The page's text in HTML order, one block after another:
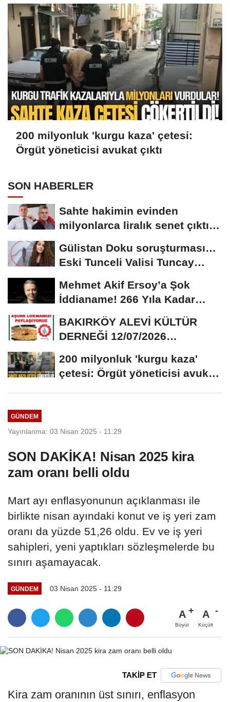
200 milyonluk 'kurgu kaza' çetesi:
Örgüt yöneticisi avukat çıktı
SON HABERLER
Sahte hakimin evinden
milyonlarca liralık senet çıktı:
Gülistan Doku soruşturması…
Eski Tunceli Valisi Tuncay
Mehmet Akif Ersoy’a Şok
İddianame! 266 Yıla Kadar
Hapis Talebi
BAKIRKÖY ALEVİ KÜLTÜR
DERNEĞİ 12/07/2026
DAVETİNE...
200 milyonluk 'kurgu kaza'
çetesi: Örgüt yöneticisi avukat
GÜNDEM
Yayınlanma: 03 Nisan 2025 - 11:29
SON DAKİKA! Nisan 2025 kira
zam oranı belli oldu
Mart ayı enflasyonunun açıklanması ile
birlikte nisan ayındaki konut ve iş yeri zam
oranı da yüzde 51,26 oldu. Ev ve iş yeri
sahipleri, yeni yaptıkları sözleşmelerde bu
sınırı aşamayacak.
GÜNDEM 03 Nisan 2025 - 11:29
A
Büyüt
A
Küçült
TAKİP ET
Kira zam oranının üst sınırı, enflasyon